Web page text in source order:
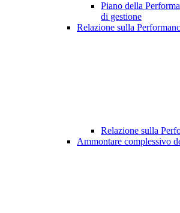
Piano della
di gestione
Relazione sulla
Relazione sulla
Ammontare complessivo